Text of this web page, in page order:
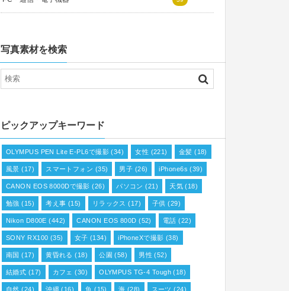
写真素材を検索
ピックアップキーワード
OLYMPUS PEN Lite E-PL6で撮影 (34) 女性 (221) 金髪 (18)
風景 (17) スマートフォン (35) 男子 (26) iPhone6s (39)
CANON EOS 8000Dで撮影 (26) パソコン (21) 天気(18)
勉強 (15) 考え事 (15) リラックス (17) 子供 (29)
Nikon D800E (442) CANON EOS 800D (52) 電話 (22)
SONY RX100 (35) 女子 (134) iPhoneXで撮影 (38)
南国 (17) 黄昏れる (18) 公園 (58) 男性 (52)
結婚式 (17) カフェ (30) OLYMPUS TG-4 Tough(18)
自然 (24) 沖縄 (16) 魚 (15) 海 (28) スーツ (24)